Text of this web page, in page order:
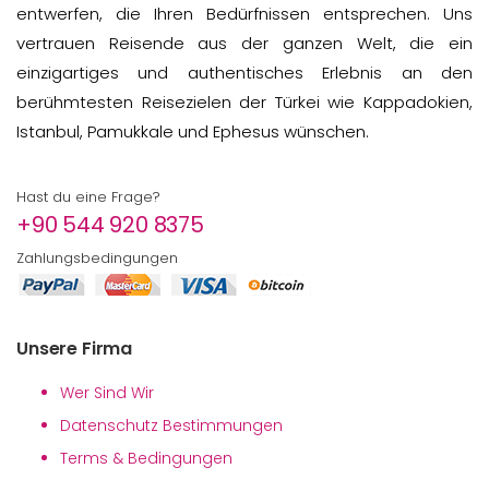
entwerfen, die Ihren Bedürfnissen entsprechen. Uns
vertrauen Reisende aus der ganzen Welt, die ein
einzigartiges und authentisches Erlebnis an den
berühmtesten Reisezielen der Türkei wie Kappadokien,
Istanbul, Pamukkale und Ephesus wünschen.
Hast du eine Frage?
+90 544 920 8375
Zahlungsbedingungen
Unsere Firma
Wer Sind Wir
Datenschutz Bestimmungen
Terms & Bedingungen